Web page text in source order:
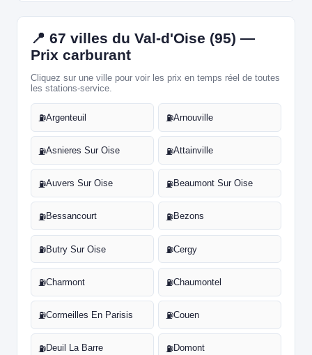
📍 67 villes du Val-d'Oise (95) —
Prix carburant
Cliquez sur une ville pour voir les prix en temps réel de toutes
les stations-service.
⛽Argenteuil ⛽Arnouville
⛽Asnieres Sur Oise ⛽Attainville
⛽Auvers Sur Oise ⛽Beaumont Sur Oise
⛽Bessancourt ⛽Bezons
⛽Butry Sur Oise ⛽Cergy
⛽Charmont ⛽Chaumontel
⛽Cormeilles En Parisis ⛽Couen
⛽Deuil La Barre ⛽Domont